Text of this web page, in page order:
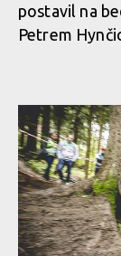
postavil na
Petrem